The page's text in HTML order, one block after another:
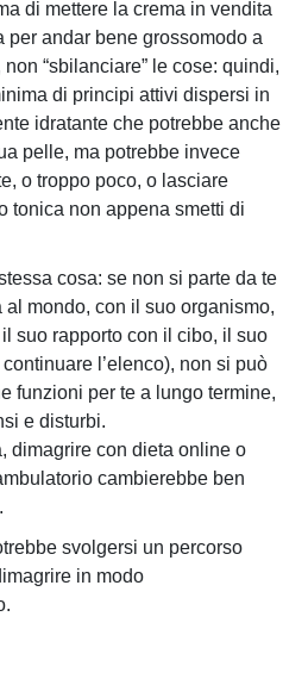
di mettere la crema in vendita
per andar bene grossomodo a
“sbilanciare” le cose: quindi,
di principi attivi dispersi in
idratante che potrebbe anche
pelle, ma potrebbe invece
o troppo poco, o lasciare
tonica non appena smetti di
cosa: se non si parte da te
mondo, con il suo organismo,
suo rapporto con il cibo, il suo
l’elenco), non si può
funzioni per te a lungo termine,
e disturbi.
dimagrire con dieta online o
cambierebbe ben
svolgersi un percorso
in modo